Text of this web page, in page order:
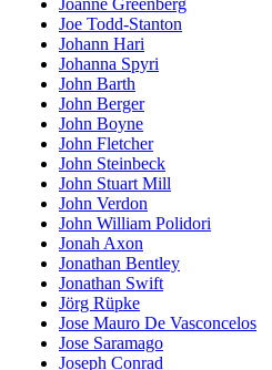
Joanne Greenberg
Joe Todd-Stanton
Johann Hari
Johanna Spyri
John Barth
John Berger
John Boyne
John Fletcher
John Steinbeck
John Stuart Mill
John Verdon
John William Polidori
Jonah Axon
Jonathan Bentley
Jonathan Swift
Jörg Rüpke
Jose Mauro De Vasconcelos
Jose Saramago
Joseph Conrad